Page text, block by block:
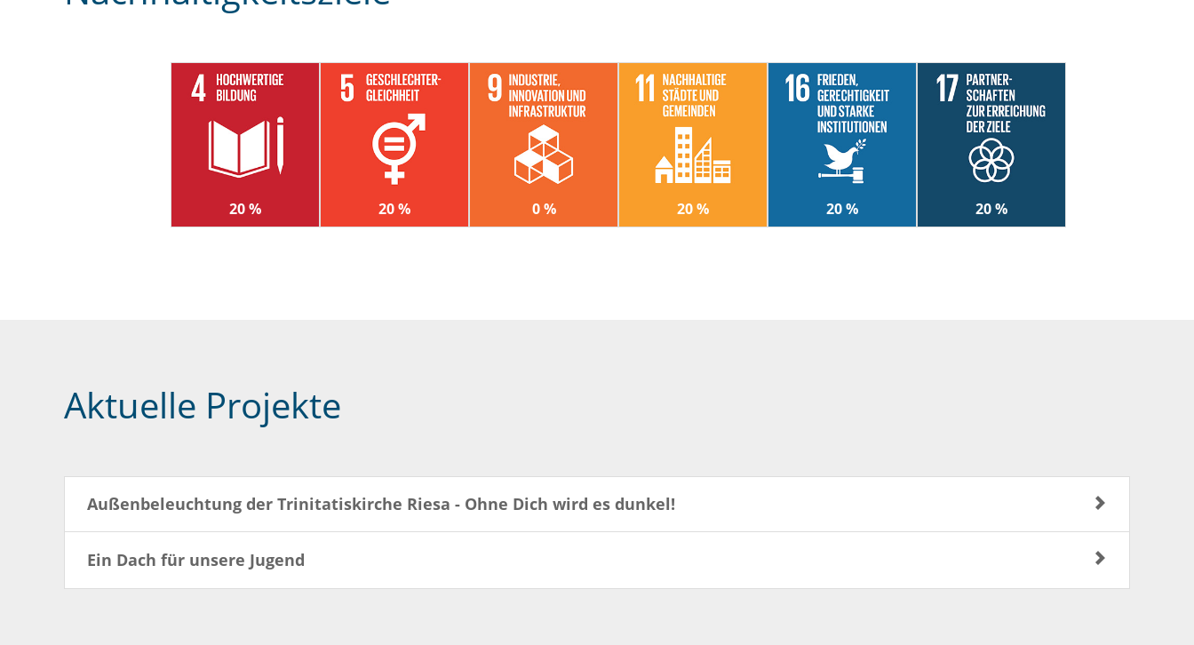
20 % 20 % 0 % 20 % 20 % 20 %
Aktuelle Projekte
Außenbeleuchtung der Trinitatiskirche Riesa - Ohne Dich wird es dunkel!
Ein Dach für unsere Jugend